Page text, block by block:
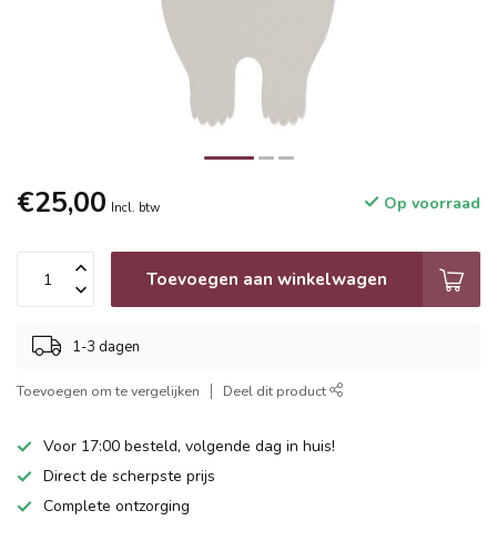
€25,00 Incl. btw Op voorraad
Toevoegen aan winkelwagen
1-3 dagen
Toevoegen om te vergelijken Deel dit product
Voor 17:00 besteld, volgende dag in huis!
Direct de scherpste prijs
Complete ontzorging